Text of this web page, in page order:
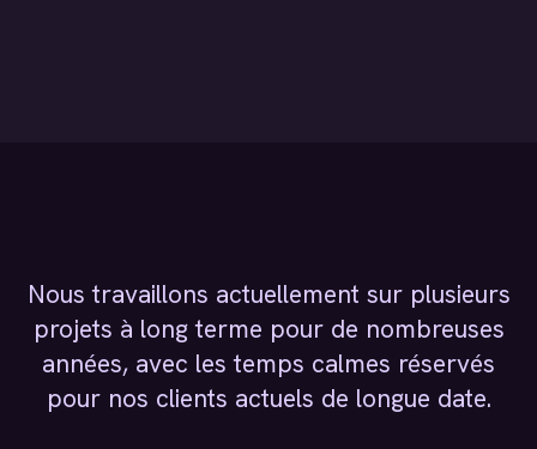
Nous travaillons actuellement sur plusieurs
projets à long terme pour de nombreuses
années, avec les temps calmes réservés
pour nos clients actuels de longue date.